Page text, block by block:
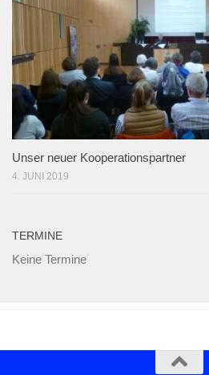
Unser neuer Kooperationspartner
4. JUNI 2019
TERMINE
Keine Termine